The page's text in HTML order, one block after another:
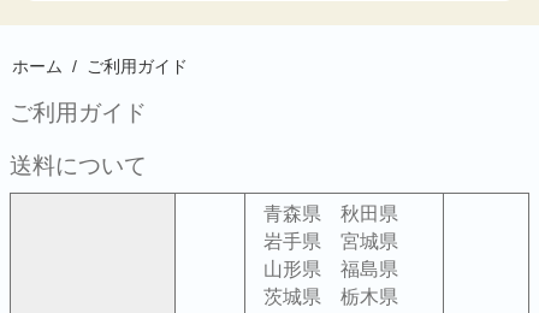
ホーム / ご利用ガイド
ご利用ガイド
送料について
青森県 秋田県
岩手県 宮城県
山形県 福島県
茨城県 栃木県